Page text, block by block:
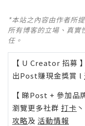
*本站之內容由作者所
所有博客的立場、真實
任。
【 U Creator 招募 】
出Post賺現金獎賞 l
【 睇Post + 參加品
瀏覽更多社群 打卡 丶
攻略及 活動情報